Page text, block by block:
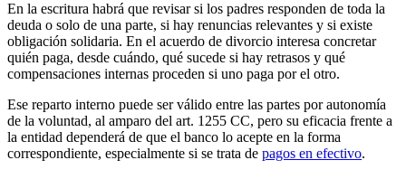
En la escritura habrá que revisar si los padres responden de toda la
deuda o solo de una parte, si hay renuncias relevantes y si existe
obligación solidaria. En el acuerdo de divorcio interesa concretar
quién paga, desde cuándo, qué sucede si hay retrasos y qué
compensaciones internas proceden si uno paga por el otro.
Ese reparto interno puede ser válido entre las partes por autonomía
de la voluntad, al amparo del art. 1255 CC, pero su eficacia frente a
la entidad dependerá de que el banco lo acepte en la forma
correspondiente, especialmente si se trata de pagos en efectivo.